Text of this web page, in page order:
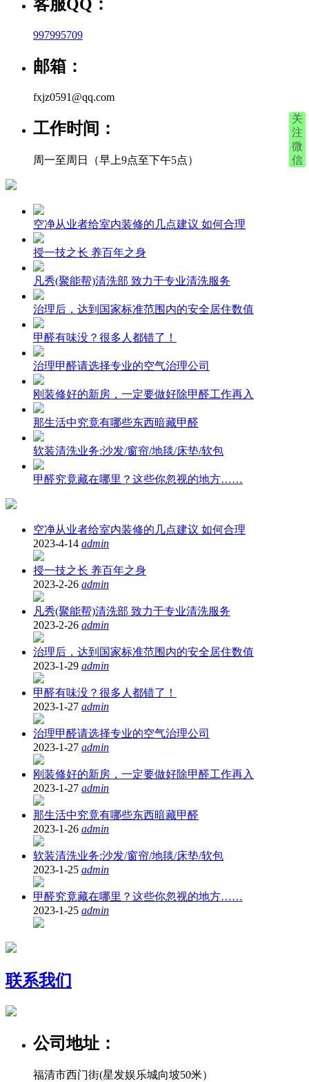
客服QQ：
997995709
邮箱：
fxjz0591@qq.com
工作时间：
周一至周日（早上9点至下午5点）
空净从业者给室内装修的几点建议 如何合理
授一技之长 养百年之身
凡秀(聚能帮)清洗部 致力于专业清洗服务
治理后，达到国家标准范围内的安全居住数值
甲醛有味没？很多人都错了！
治理甲醛请选择专业的空气治理公司
刚装修好的新房，一定要做好除甲醛工作再入
那生活中究竟有哪些东西暗藏甲醛
软装清洗业务:沙发/窗帘/地毯/床垫/软包
甲醛究竟藏在哪里？这些你忽视的地方……
空净从业者给室内装修的几点建议 如何合理
2023-4-14 admin
授一技之长 养百年之身
2023-2-26 admin
凡秀(聚能帮)清洗部 致力于专业清洗服务
2023-2-26 admin
治理后，达到国家标准范围内的安全居住数值
2023-1-29 admin
甲醛有味没？很多人都错了！
2023-1-27 admin
治理甲醛请选择专业的空气治理公司
2023-1-27 admin
刚装修好的新房，一定要做好除甲醛工作再入
2023-1-27 admin
那生活中究竟有哪些东西暗藏甲醛
2023-1-26 admin
软装清洗业务:沙发/窗帘/地毯/床垫/软包
2023-1-25 admin
甲醛究竟藏在哪里？这些你忽视的地方……
2023-1-25 admin
联系我们
公司地址：
福清市西门街(星发娱乐城向坡50米）
关
注
微
信